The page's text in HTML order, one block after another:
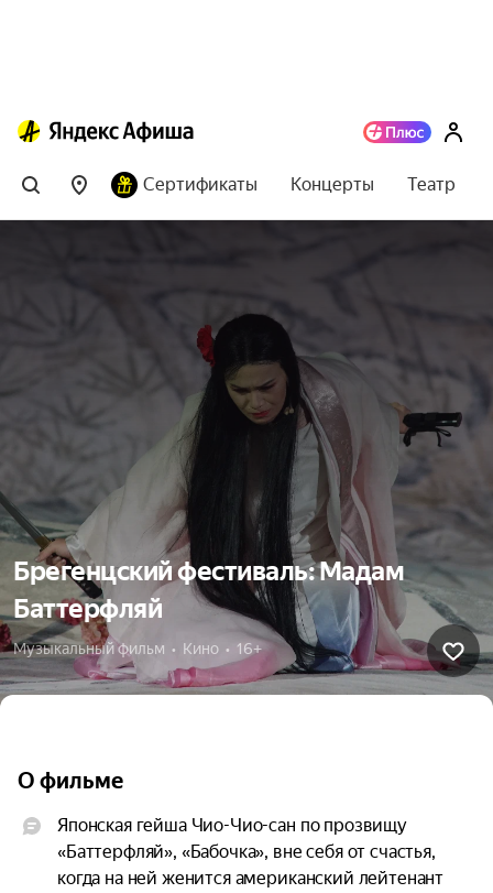
Сертификаты Концерты Театр
Брегенцский фестиваль: Мадам
Баттерфляй
Музыкальный фильм  •  Кино  •  16+
О фильме
Японская гейша Чио-Чио-сан по прозвищу
«Баттерфляй», «Бабочка», вне себя от счастья,
когда на ней женится американский лейтенант